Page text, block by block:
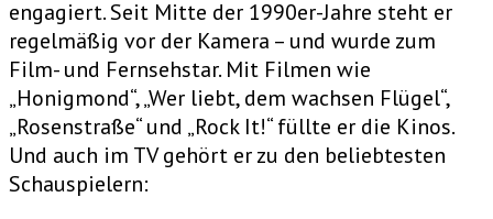
engagiert. Seit Mitte der 1990er-Jahre steht er
regelmäßig vor der Kamera – und wurde zum
Film- und Fernsehstar. Mit Filmen wie
„Honigmond“, „Wer liebt, dem wachsen Flügel“,
„Rosenstraße“ und „Rock It!“ füllte er die Kinos.
Und auch im TV gehört er zu den beliebtesten
Schauspielern: